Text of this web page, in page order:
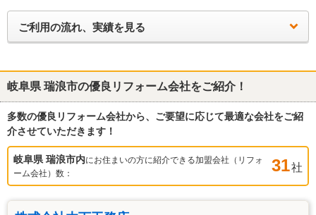
ご利用の流れ、実績を見る
岐阜県 瑞浪市の優良リフォーム会社をご紹介！
多数の優良リフォーム会社から、ご要望に応じて最適な会社をご紹
介させていただきます！
岐阜県 瑞浪市内にお住まいの方に紹介できる加盟会社（リフォ
ーム会社）数：
31社